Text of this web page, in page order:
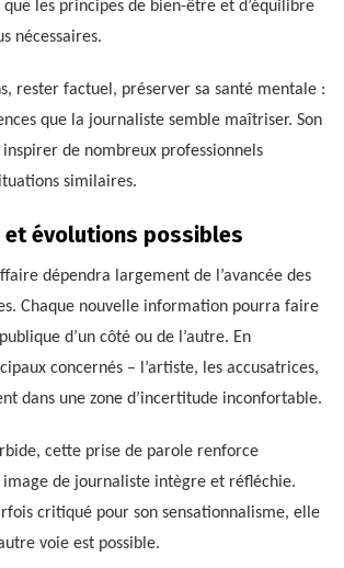
les principes de bien-être et d’équilibre
nécessaires.
rester factuel, préserver sa santé mentale :
que la journaliste semble maîtriser. Son
de nombreux professionnels
similaires.
et évolutions possibles
dépendra largement de l’avancée des
Chaque nouvelle information pourra faire
d’un côté ou de l’autre. En
concernés – l’artiste, les accusatrices,
dans une zone d’incertitude inconfortable.
cette prise de parole renforce
de journaliste intègre et réfléchie.
critiqué pour son sensationnalisme, elle
voie est possible.